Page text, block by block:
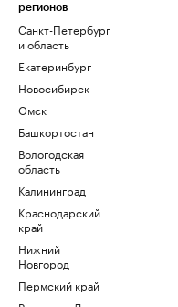
регионов
Санкт-Петербург
и область
Екатеринбург
Новосибирск
Омск
Башкортостан
Вологодская
область
Калининград
Краснодарский
край
Нижний
Новгород
Пермский край